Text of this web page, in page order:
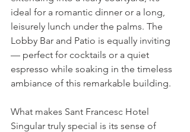
ideal for a romantic dinner or a long,
leisurely lunch under the palms. The
Lobby Bar and Patio is equally inviting
— perfect for cocktails or a quiet
espresso while soaking in the timeless
ambiance of this remarkable building.
What makes Sant Francesc Hotel
Singular truly special is its sense of